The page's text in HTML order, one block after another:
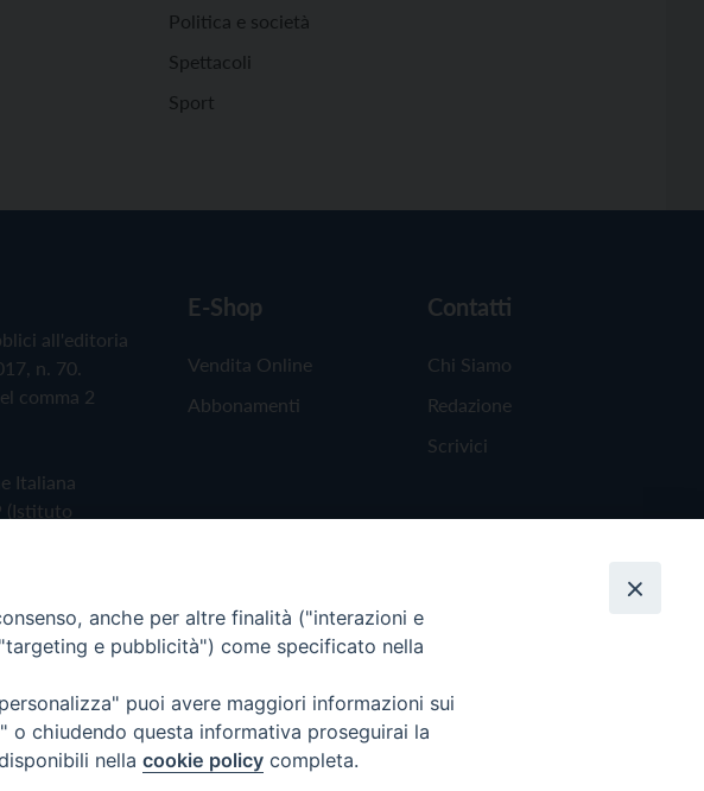
Politica e società
Spettacoli
Sport
all'editoria
n. 70.
comma 2
Italiana
(Istituto
E-Shop
Vendita Online
Abbonamenti
Contatti
Chi Siamo
Redazione
Scrivici
anche per altre finalità ("interazioni e
e pubblicità") come specificato nella
puoi avere maggiori informazioni sui
chiudendo questa informativa proseguirai la
nella cookie policy completa.